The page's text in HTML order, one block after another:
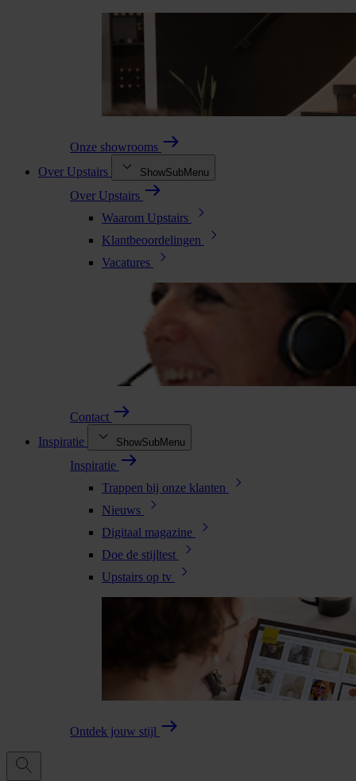
Onze showrooms
Over Upstairs
ShowSubMenu
Over Upstairs
Waarom Upstairs
Klantbeoordelingen
Vacatures
Contact
Inspiratie
ShowSubMenu
Inspiratie
Trappen bij onze klanten
Nieuws
Digitaal magazine
Doe de stijltest
Upstairs op tv
Ontdek jouw stijl